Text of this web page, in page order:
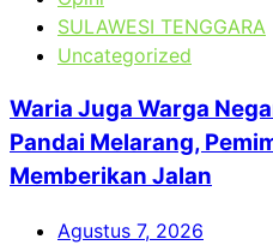
SULAWESI TENGGARA
Uncategorized
Waria Juga Warga
Pandai Melarang,
Memberikan Jalan
Agustus 7, 2026